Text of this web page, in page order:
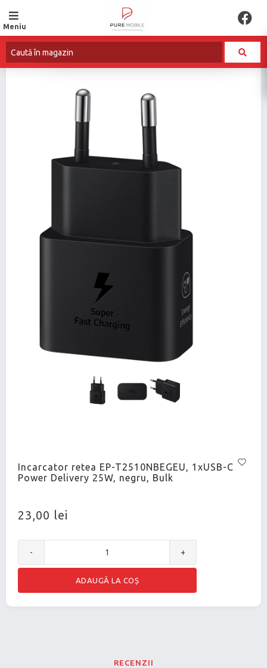
Meniu
Incarcator retea EP-T2510NBEGEU, 1xUSB-C
Power Delivery 25W, negru, Bulk
23,00 lei
- +
RECENZII